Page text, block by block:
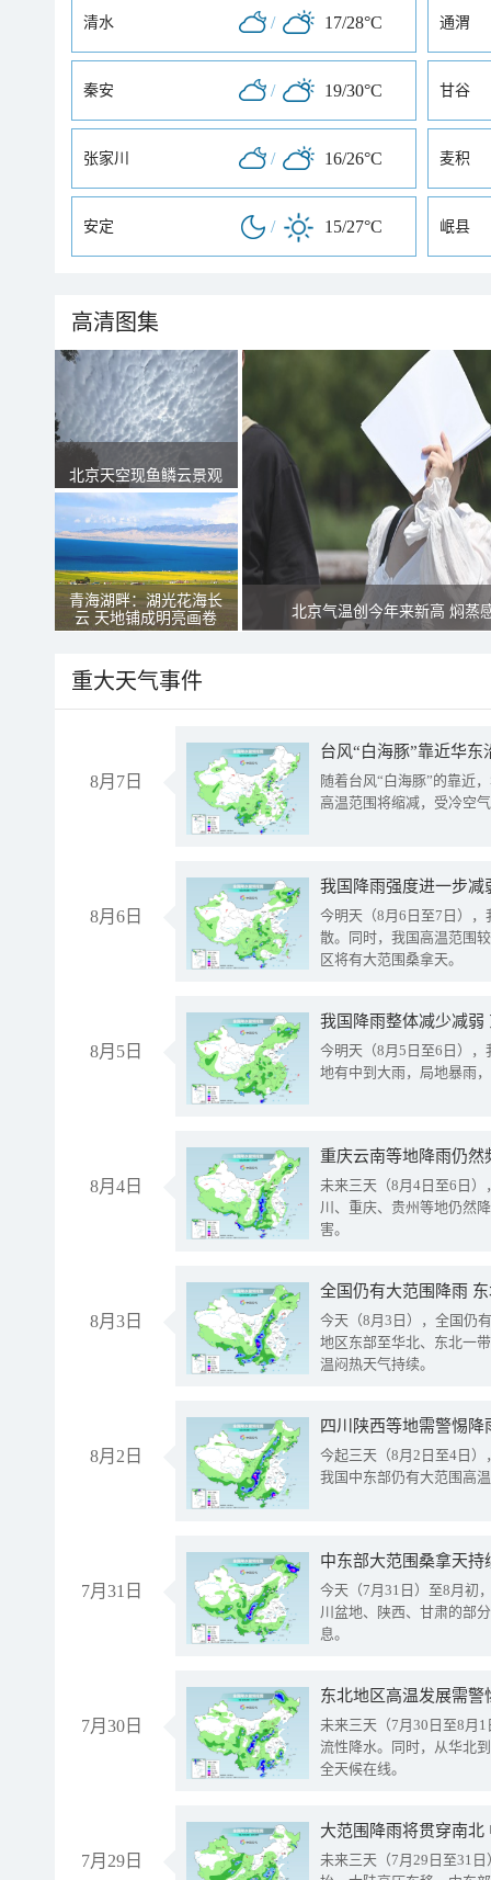
清水 / 17/28°C 通渭
秦安 / 19/30°C 甘谷
张家川 / 16/26°C 麦积
安定 / 15/27°C 岷县
高清图集
北京天空现鱼鳞云景观
青海湖畔：湖光花海长
云 天地铺成明亮画卷
北京气温创今年来新高 焖蒸
重大天气事件
8月7日
台风“白海豚”靠近华
随着台风“白海豚”的靠近
高温范围将缩减，受冷空
8月6日
今明天（8月6日至7日）
散。同时，我国高温范围
区将有大范围桑拿天。
8月5日
我国降雨整体减少减弱
今明天（8月5日至6日）
地有中到大雨，局地暴雨
8月4日
重庆云南等地降雨仍然
未来三天（8月4日至6日
川、重庆、贵州等地仍然
害。
8月3日
全国仍有大范围降雨
今天（8月3日），全国仍
地区东部至华北、东北一
温闷热天气持续。
8月2日
今起三天（8月2日至4日
我国中东部仍有大范围高
7月31日
中东部大范围桑拿天
今天（7月31日）至8月初
川盆地、陕西、甘肃的部
息。
7月30日
东北地区高温发展需
未来三天（7月30日至8月
流性降水。同时，从华北
全天候在线。
7月29日
大范围降雨将贯穿南
未来三天（7月29日至31